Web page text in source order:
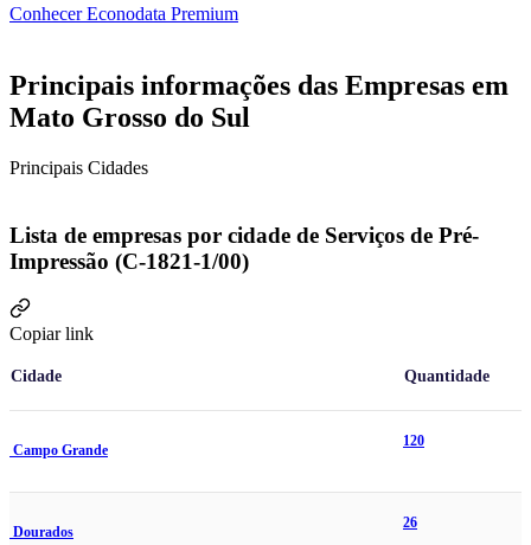
Conhecer Econodata Premium
Principais informações das Empresas em
Mato Grosso do Sul
Principais Cidades
Lista de empresas por cidade de Serviços de Pré-
Impressão (C-1821-1/00)
Copiar link
Cidade Quantidade
Campo Grande
120
Dourados
26